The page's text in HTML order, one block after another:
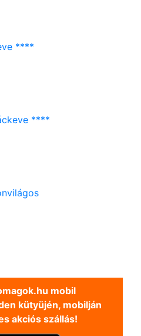
****
****
mobil
kütyüjén, mobilján
akciós szállás!